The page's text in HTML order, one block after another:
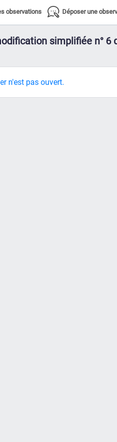
observations Déposer une
simplifiée n° 6
n'est pas ouvert.